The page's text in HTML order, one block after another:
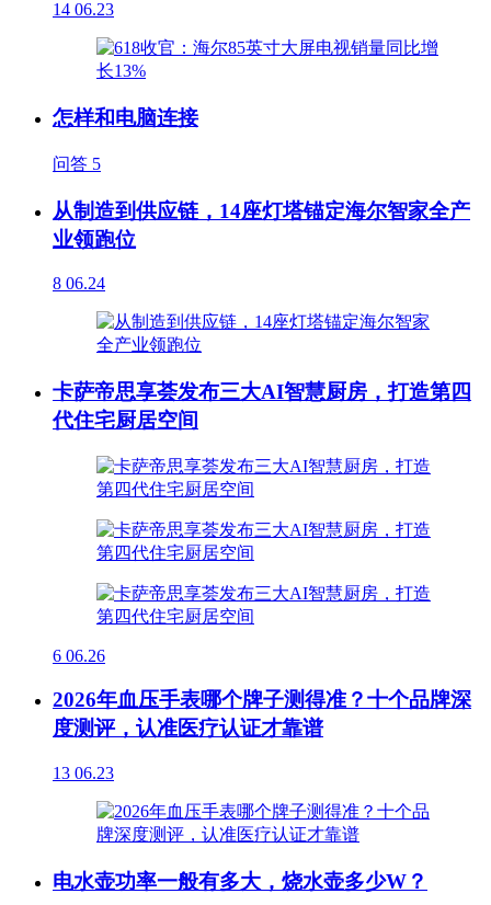
14 06.23
怎样和电脑连接
问答 5
从制造到供应链，14座灯塔锚定海尔智家全产
业领跑位
8 06.24
卡萨帝思享荟发布三大AI智慧厨房，打造第四
代住宅厨居空间
6 06.26
2026年血压手表哪个牌子测得准？十个品牌深
度测评，认准医疗认证才靠谱
13 06.23
电水壶功率一般有多大，烧水壶多少W？